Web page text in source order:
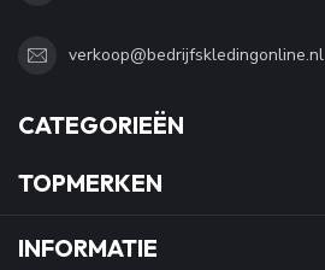
verkoop@bedrijfskledingonline.nl
CATEGORIEËN
TOPMERKEN
INFORMATIE